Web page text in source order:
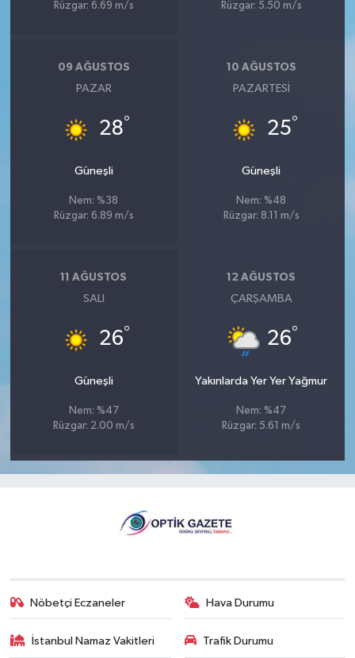
Rüzgar: 6.69 m/s
Rüzgar: 5.50 m/s
09 AĞUSTOS
PAZAR
28°
Güneşli
Nem: %38
Rüzgar: 6.89 m/s
10 AĞUSTOS
PAZARTESI
25°
Güneşli
Nem: %48
Rüzgar: 8.11 m/s
11 AĞUSTOS
SALI
26°
Güneşli
Nem: %47
Rüzgar: 2.00 m/s
12 AĞUSTOS
ÇARŞAMBA
26°
Yakınlarda Yer Yer Yağmur
Nem: %47
Rüzgar: 5.61 m/s
Nöbetçi Eczaneler Hava Durumu
İstanbul Namaz Vakitleri Trafik Durumu